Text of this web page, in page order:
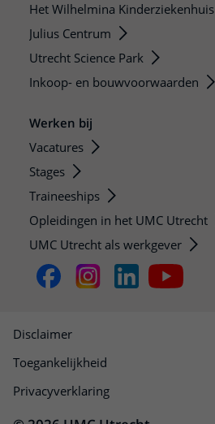
Het Wilhelmina Kinderziekenhuis
Julius Centrum
Utrecht Science Park
Inkoop- en bouwvoorwaarden
Werken bij
Vacatures
Stages
Traineeships
Opleidingen in het UMC Utrecht
UMC Utrecht als werkgever
Disclaimer
Toegankelijkheid
Privacyverklaring